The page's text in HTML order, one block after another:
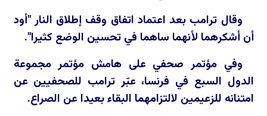
وقال ترامب بعد اعتماد اتفاق وقف إطلاق النار "أود
أن أشكرهما لأنهما ساهما في تحسين الوضع كثيرا".
وفي مؤتمر صحفي على هامش مؤتمر مجموعة
الدول السبع في فرنسا، عبّر ترامب للصحفيين عن
امتنانه ‌للزعيمين لالتزامهما البقاء بعيدا عن الصراع.